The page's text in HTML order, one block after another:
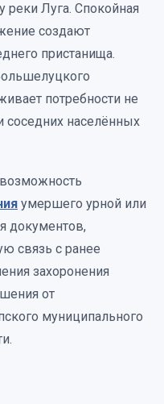
реки Луга. Спокойная
создают
пристанища.
потребности не
соседних населённых
умершего урной или
документов,
связь с ранее
захоронения
от
муниципального